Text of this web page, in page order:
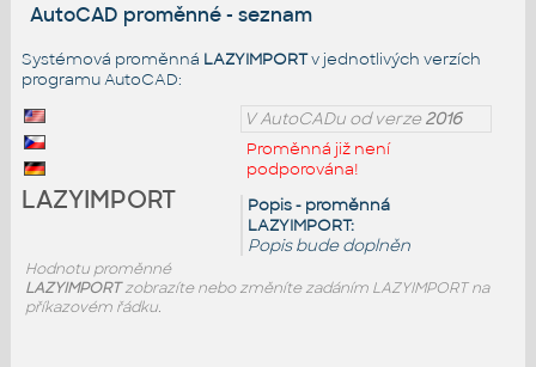
AutoCAD proměnné - seznam
Systémová proměnná LAZYIMPORTv jednotlivých verzích
programu AutoCAD:
V AutoCADu od verze2016
Proměnná již není
podporována!
Popis - proměnná
LAZYIMPORT:
Popis bude doplněn
LAZYIMPORT
Hodnotu proměnné
LAZYIMPORTzobrazíte nebo změníte zadáním LAZYIMPORT na
příkazovém řádku.